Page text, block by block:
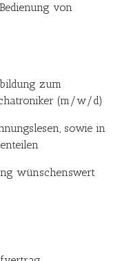
von
zum
(m/w/d)
sowie in
wünschenswert